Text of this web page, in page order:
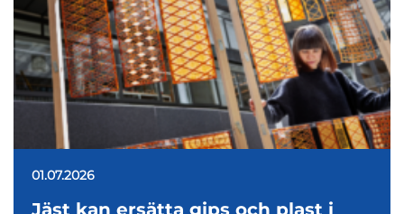
01.07.2026
Jäst kan ersätta gips och plast i